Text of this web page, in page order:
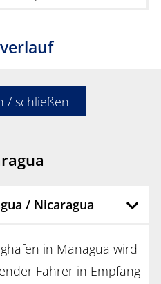
/ schließen
/ Nicaragua
in Managua wird
Fahrer in Empfang